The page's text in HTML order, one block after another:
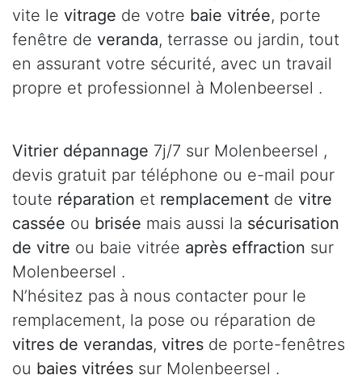
vite le vitrage de votre baie vitrée, porte
fenêtre de veranda, terrasse ou jardin, tout
en assurant votre sécurité, avec un travail
propre et professionnel à Molenbeersel .
Vitrier dépannage 7j/7 sur Molenbeersel ,
devis gratuit par téléphone ou e-mail pour
toute réparation et remplacement de vitre
cassée ou brisée mais aussi la sécurisation
de vitre ou baie vitrée après effraction sur
Molenbeersel .
N’hésitez pas à nous contacter pour le
remplacement, la pose ou réparation de
vitres de verandas, vitres de porte-fenêtres
ou baies vitrées sur Molenbeersel .